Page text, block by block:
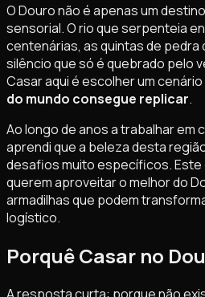
O Douro não é apenas um
sensorial. O rio que serpenteia
centenárias, as quintas de pedra
silêncio que só é quebrado pelo
Casar aqui é escolher um cenário
do mundo consegue replicar.
Ao longo de anos a trabalhar em
aprendi que a beleza desta
desafios muito específicos. Este
querem aproveitar o melhor do
armadilhas que podem
logístico.
Porquê Casar no